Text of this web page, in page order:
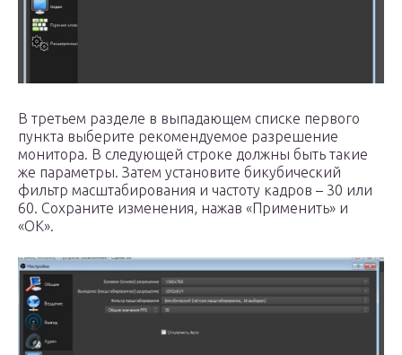
В третьем разделе в выпадающем списке первого
пункта выберите рекомендуемое разрешение
монитора. В следующей строке должны быть такие
же параметры. Затем установите бикубический
фильтр масштабирования и частоту кадров – 30 или
60. Сохраните изменения, нажав «Применить» и
«ОК».